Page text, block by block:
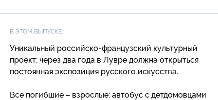
В ЭТОМ ВЫПУСКЕ:
Уникальный российско-французский культурный
проект: через два года в Лувре должна открыться
постоянная экспозиция русского искусства.
Все погибшие – взрослые: автобус с детдомовцами